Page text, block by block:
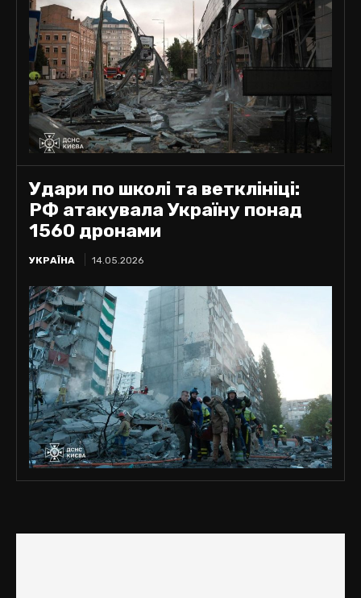
Удари по школі та ветклініці:
РФ атакувала Україну понад
1560 дронами
УКРАЇНА 14.05.2026